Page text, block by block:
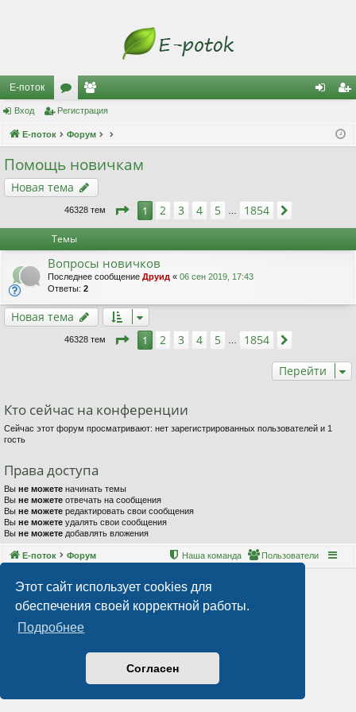
Этот сайт использует cookies для
обеспечения своей корректной работы.
Подробнее
Согласен
Е-поток
ор
ум
ол
ьз
ат
ел
и
ис
Вход Регистрация
Е-поток Форум
Помощь новичкам
Новая тема
46328 тем Страница из 1854
1 2 3 4 5 1854
Темы
Вопросы новичков
Последнее сообщение Друид « 06 сен 2019, 17:43
Ответы: 2
Новая тема
46328 тем Страница из 1854
1 2 3 4 5 1854
Перейти
Кто сейчас на конференции
Сейчас этот форум просматривают: нет зарегистрированных пользователей и 1
гость
Права доступа
Вы не можете начинать темы
Вы не можете отвечать на сообщения
Вы не можете редактировать свои сообщения
Вы не можете удалять свои сообщения
Вы не можете добавлять вложения
Е-поток Форум Пользователи
Наша команда